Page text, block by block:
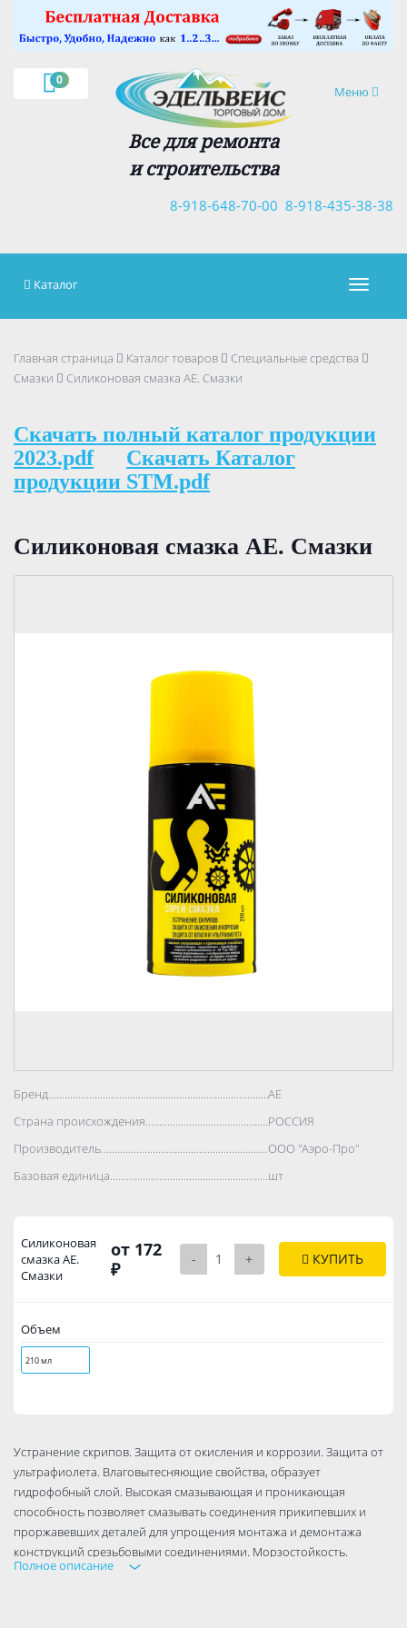
0
Навигация
Меню
Все для ремонта
и строительства
8-918-435-38-38
8-918-648-70-00
×
Каталог
Главная страница Каталог товаров
Специальные средства
Смазки
Силиконовая смазка АЕ. Смазки
Скачать полный каталог продукции
2023.pdf
Скачать Каталог
продукции STM.pdf
Силиконовая смазка АЕ. Смазки
Бренд..................................................................................АЕ
Страна происхождения..................................................................................
РОССИЯ
Производитель..................................................................................
ООО "Аэро-Про"
Базовая единица..................................................................................
шт
Силиконовая
смазка АЕ.
Смазки
от 172
₽
- + КУПИТЬ
Объем
210 мл
Устранение скрипов. Защита от окисления и коррозии. Защита от
ультрафиолета. Влаговытесняющие свойства, образует
гидрофобный слой. Высокая смазывающая и проникающая
способность позволяет смазывать соединения прикипевших и
проржавевших деталей для упрощения монтажа и демонтажа
конструкций срезьбовыми соединениями. Морзостойкость.
Термостойкость. Сохраняет работоспособность от -40С до +200С.
Полное описание